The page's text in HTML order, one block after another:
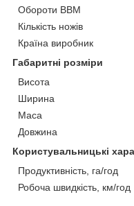
Обороти ВВМ
Кількість ножів
Країна виробник
Габаритні розміри
Висота
Ширина
Маса
Довжина
Користувальницькі
Продуктивність, га/год
Робоча швидкість, км/год